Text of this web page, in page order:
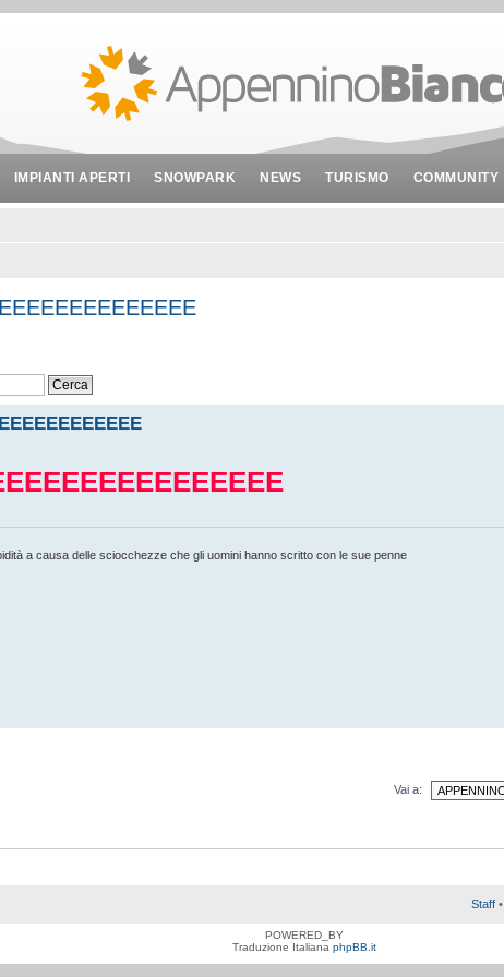
IMPIANTI APERTI SNOWPARK NEWS TURISMO COMMUNITY
a causa delle sciocchezze che gli uomini hanno scritto con le sue penne
Vai a:
Staff •
POWERED_BY
Traduzione Italiana phpBB.it